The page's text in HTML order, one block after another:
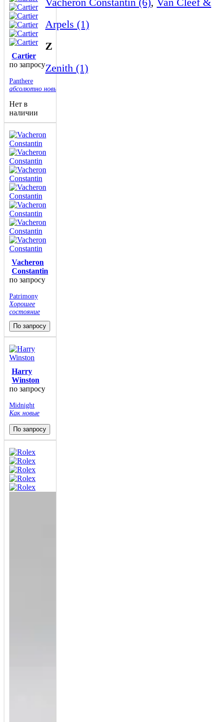
Arpels (1)
Z
Zenith (1)
Cartier
по запросу
Panthere
абсолютно новые
Нет в
наличии
Vacheron
Constantin
по запросу
Patrimony
Хорошее
состояние
По запросу
Harry
Winston
по запросу
Midnight
Как новые
По запросу